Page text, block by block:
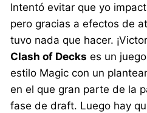
Intentó evitar que yo
pero gracias a efectos de
tuvo nada que hacer.
Clash of Decks es un
estilo Magic con un
en el que gran parte de la
fase de draft. Luego hay